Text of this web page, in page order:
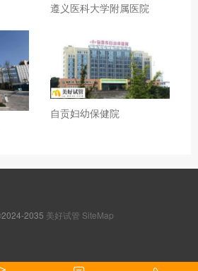
遵义医科大学附属医院
自贡妇幼保健院
2035 美好试管 SiteMap